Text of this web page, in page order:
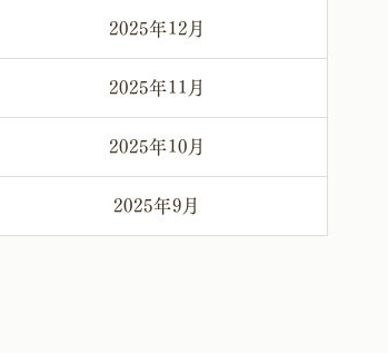
2025年12月
2025年11月
2025年10月
2025年9月